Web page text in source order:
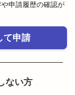
申請履歴の確認が
て申請
ない方